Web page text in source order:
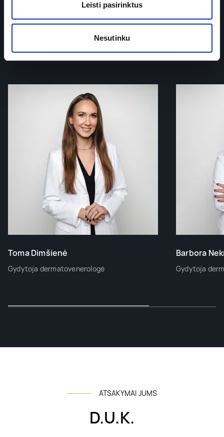
Leisti pasirinktus
Nesutinku
ŠIOS SRITIES
Gydytojai ekspertai
Toma Dimšienė
Gydytoja dermatovenerologė
Barbora
Gydytoja
ATSAKYMAI JUMS
D.U.K.